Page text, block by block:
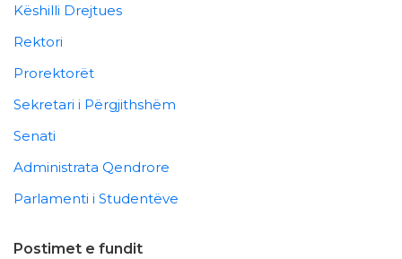
Këshilli Drejtues
Rektori
Prorektorët
Sekretari i Përgjithshëm
Senati
Administrata Qendrore
Parlamenti i Studentëve
Postimet e fundit